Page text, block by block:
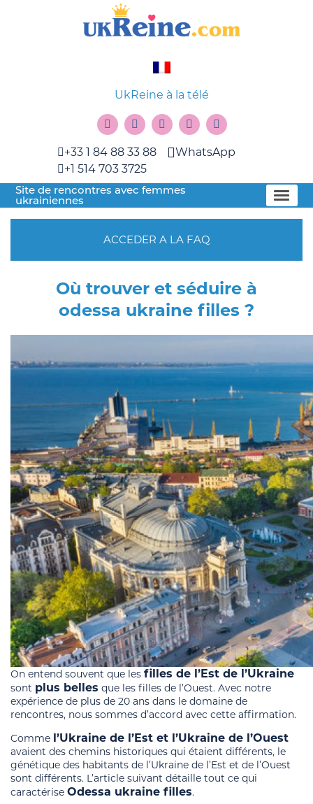
UkReine à la télé
+33 1 84 88 33 88
+1 514 703 3725
WhatsApp
Site de rencontres avec femmes
ukrainiennes
ACCEDER A LA FAQ
Où trouver et séduire à
odessa ukraine filles ?
On entend souvent que les filles de l’Est de l’Ukraine
sont plus belles que les filles de l’Ouest. Avec notre
expérience de plus de 20 ans dans le domaine de
rencontres, nous sommes d’accord avec cette affirmation.
Comme l’Ukraine de l’Est et l’Ukraine de l’Ouest
avaient des chemins historiques qui étaient différents, le
génétique des habitants de l’Ukraine de l’Est et de l’Ouest
sont différents. L’article suivant détaille tout ce qui
caractérise Odessa ukraine filles.